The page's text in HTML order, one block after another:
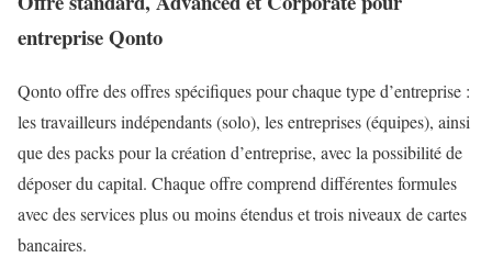
entreprise Qonto
Qonto offre des offres spécifiques pour chaque type d’entreprise :
les travailleurs indépendants (solo), les entreprises (équipes), ainsi
que des packs pour la création d’entreprise, avec la possibilité de
déposer du capital. Chaque offre comprend différentes formules
avec des services plus ou moins étendus et trois niveaux de cartes
bancaires.